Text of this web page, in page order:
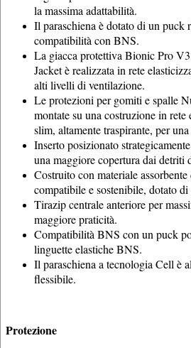
la massima adattabilità.
Il paraschiena è dotato di un puck
compatibilità con BNS.
La giacca protettiva Bionic Pro
Jacket è realizzata in rete
alti livelli di ventilazione.
Le protezioni per gomiti e spalle
montate su una costruzione in
slim, altamente traspirante, per
Inserto posizionato
una maggiore copertura dai detriti
Costruito con materiale
compatibile e sostenibile, dotato
Tirazip centrale anteriore per
maggiore praticità.
Compatibilità BNS con un puck
linguette elastiche BNS.
Il paraschiena a tecnologia Cell è
flessibile.
Protezione